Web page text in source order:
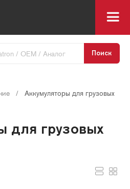
Поиск
/
Аккумуляторы для грузовых
для грузовых